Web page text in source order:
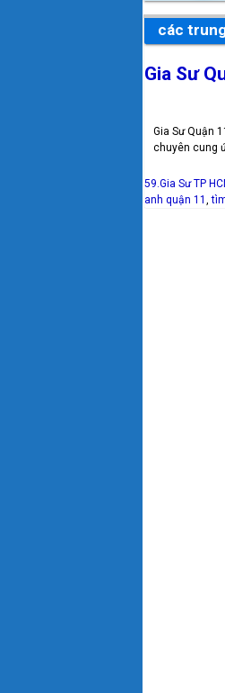
các
Gia Sư
Gia Sư Quận
chuyên cung
59.Gia Sư TP
anh quận 11 ,